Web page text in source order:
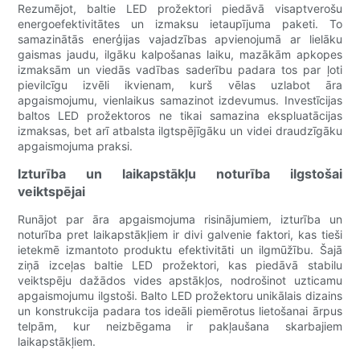
Rezumējot, baltie LED prožektori piedāvā visaptverošu
energoefektivitātes un izmaksu ietaupījuma paketi. To
samazinātās enerģijas vajadzības apvienojumā ar lielāku
gaismas jaudu, ilgāku kalpošanas laiku, mazākām apkopes
izmaksām un viedās vadības saderību padara tos par ļoti
pievilcīgu izvēli ikvienam, kurš vēlas uzlabot āra
apgaismojumu, vienlaikus samazinot izdevumus. Investīcijas
baltos LED prožektoros ne tikai samazina ekspluatācijas
izmaksas, bet arī atbalsta ilgtspējīgāku un videi draudzīgāku
apgaismojuma praksi.
Izturība un laikapstākļu noturība ilgstošai
veiktspējai
Runājot par āra apgaismojuma risinājumiem, izturība un
noturība pret laikapstākļiem ir divi galvenie faktori, kas tieši
ietekmē izmantoto produktu efektivitāti un ilgmūžību. Šajā
ziņā izceļas baltie LED prožektori, kas piedāvā stabilu
veiktspēju dažādos vides apstākļos, nodrošinot uzticamu
apgaismojumu ilgstoši. Balto LED prožektoru unikālais dizains
un konstrukcija padara tos ideāli piemērotus lietošanai ārpus
telpām, kur neizbēgama ir pakļaušana skarbajiem
laikapstākļiem.